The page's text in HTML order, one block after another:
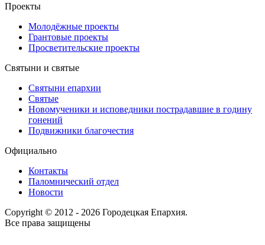
Проекты
Молодёжные проекты
Грантовые проекты
Просветительские проекты
Святыни и святые
Святыни епархии
Святые
Новомученики и исповедники пострадавшие в годину
гонений
Подвижники благочестия
Официально
Контакты
Паломнический отдел
Новости
Copyright © 2012 - 2026 Городецкая Епархия.
Все права защищены